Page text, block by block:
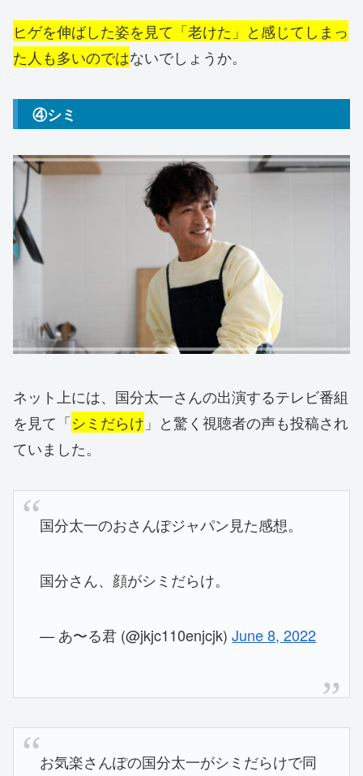
ヒゲを伸ばした姿を見て「老けた」と感じてしまっ
た人も多いのではないでしょうか。
④シミ
ネット上には、国分太一さんの出演するテレビ番組
を見て「シミだらけ 」と驚く視聴者の声も投稿され
ていました。
国分太一のおさんぽジャパン見た感想。
国分さん、顔がシミだらけ。
— あ〜る君 (@jkjc110enjcjk)June 8, 2022
お気楽さんぽの国分太一がシミだらけで同